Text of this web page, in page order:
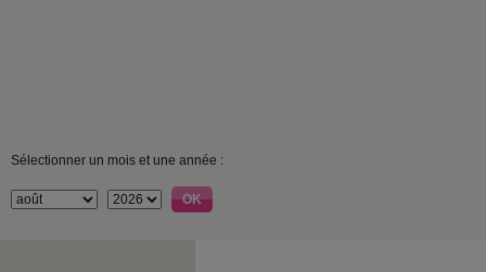
Sélectionner un mois et une année :